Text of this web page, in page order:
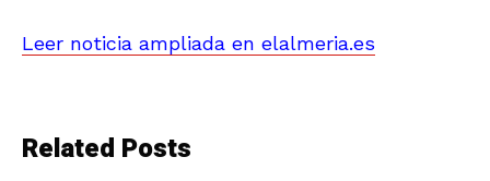
Leer noticia ampliada en elalmeria.es
Related Posts